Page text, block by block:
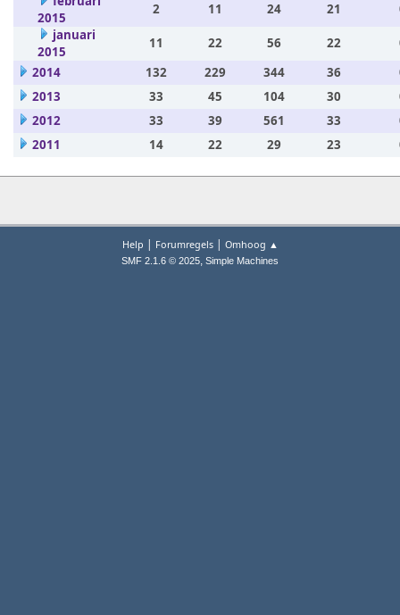
2015
2 11 24 21
januari
2015
11 22 56 22
2014
132 229 344 36
2013
33 45 104 30
2012
33 39 561 33
2011
14 22 29 23
Help | Forumregels| Omhoog ▲
SMF 2.1.6 © 2025, Simple Machines